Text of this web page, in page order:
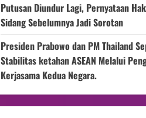
Putusan Diundur Lagi, Pernyataan
Sidang Sebelumnya Jadi Sorotan
Presiden Prabowo dan PM Thailand
Stabilitas ketahan ASEAN Melalui
Kerjasama Kedua Negara.